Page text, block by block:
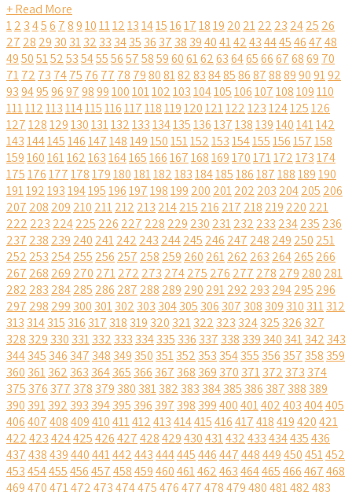
+ Read More
12 3456 78910111213141516171819 20 2122 23 2425 26
27 28 29 30 3132 33 3435 36 37 38 39404142434445464748
495051525354555657585960616263646566676869 70
7172 73 7475 76 77 78 7980818283848586878889909192
93949596979899100101102103104105106107108109110
111112113114115116117118119120121122123124125126
127128129130131132133134135136137138139140141142
143144145146147148149150151152153154155156157158
159160161162163164165166167168169170171172173174
175176177178179180181182183184185186187188189190
191192193194195196197198199 200 201202 203 204205 206
207 208 209 210 211212 213 214215 216 217 218 219 220 221
222 223 224225 226 227 228 229 230 231232 233 234235 236
237 238 239 240 241242 243 244245 246 247 248 249 250 251
252 253 254255 256 257 258 259 260 261262 263 264265 266
267 268 269 270 271272 273 274275 276 277 278 279 280 281
282 283 284285 286 287 288 289 290 291292 293 294295 296
297 298 299 300 301302 303 304305 306 307 308 309 310 311312
313 314315 316 317 318 319 320 321322 323 324325 326 327
328 329 330 331332 333 334335 336 337 338 339 340 341342 343
344345 346 347 348 349 350 351352 353 354355 356 357 358 359
360 361362 363 364365 366 367 368 369 370 371372 373 374
375 376 377 378 379 380 381382 383 384385 386 387 388 389
390 391392 393 394395 396 397 398 399400401402403404405
406407408409410411412413414415416417418419420421
422423424425426427428429430431432433434435436
437438439440441442443444445446447448449450451452
453454455456457458459460461462463464465466467468
469470471472473474475476477478479480481482483